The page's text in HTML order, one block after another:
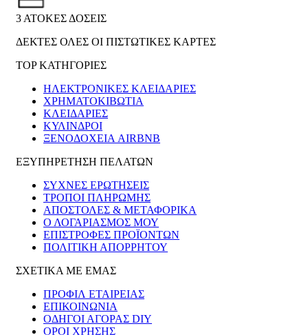
3 ΑΤΟΚΕΣ ΔΟΣΕΙΣ
ΔΕΚΤΕΣ ΟΛΕΣ ΟΙ ΠΙΣΤΩΤΙΚΕΣ ΚΑΡΤΕΣ
TOP ΚΑΤΗΓΟΡΙΕΣ
ΗΛΕΚΤΡΟΝΙΚΈΣ ΚΛΕΙΔΑΡΙΈΣ
ΧΡΗΜΑΤΟΚΙΒΏΤΙΑ
ΚΛΕΙΔΑΡΙΈΣ
ΚΎΛΙΝΔΡΟΙ
ΞΕΝΟΔΟΧΕΊΑ AIRBNB
ΕΞΥΠΗΡΕΤΗΣΗ ΠΕΛΑΤΩΝ
ΣΥΧΝΕΣ ΕΡΩΤΗΣΕΙΣ
ΤΡΟΠΟΙ ΠΛΗΡΩΜΗΣ
ΑΠΟΣΤΟΛΕΣ & ΜΕΤΑΦΟΡΙΚΑ
Ο ΛΟΓΑΡΙΑΣΜΟΣ ΜΟΥ
ΕΠΙΣΤΡΟΦΕΣ ΠΡΟΪΟΝΤΩΝ
ΠΟΛΙΤΙΚΗ ΑΠΟΡΡΗΤΟΥ
ΣΧΕΤΙΚΑ ΜΕ ΕΜΑΣ
ΠΡΟΦΙΛ ΕΤΑΙΡΕΙΑΣ
ΕΠΙΚΟΙΝΩΝΙΑ
ΟΔΗΓΟΙ ΑΓΟΡΑΣ DIY
ΟΡΟΙ ΧΡΗΣΗΣ